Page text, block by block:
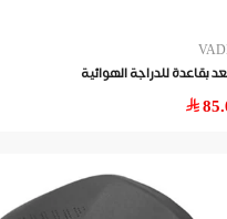
بقاعدة للدراجة الهوائية